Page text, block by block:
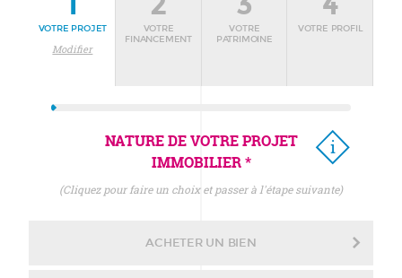
VOTRE PROJET
Modifier
VOTRE
FINANCEMENT
VOTRE
PATRIMOINE
VOTRE PROFIL
NATURE DE VOTRE PROJET
IMMOBILIER *
(cliquez pour faire un choix et passer à l'étape suivante)
ACHETER UN BIEN